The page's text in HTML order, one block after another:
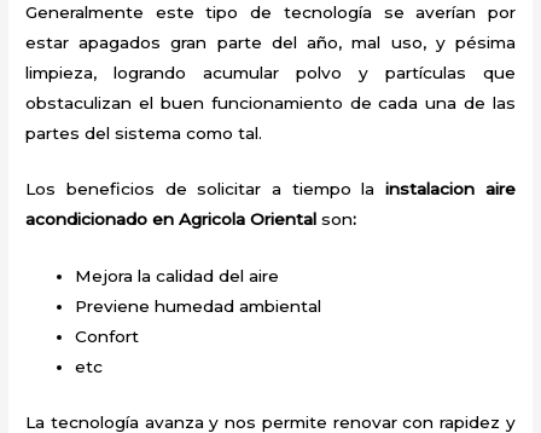
Generalmente este tipo de tecnología se averían por
estar apagados gran parte del año, mal uso, y pésima
limpieza, logrando acumular polvo y partículas que
obstaculizan el buen funcionamiento de cada una de las
partes del sistema como tal.
Los beneficios de solicitar a tiempo lainstalacion aire
acondicionado en Agricola Orientalson:
Mejora la calidad del aire
Previene humedad ambiental
Confort
etc
La tecnología avanza y nos permite renovar con rapidez y